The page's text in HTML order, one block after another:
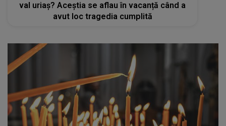
val uriaș? Aceștia se aflau în vacanță când a
avut loc tragedia cumplită